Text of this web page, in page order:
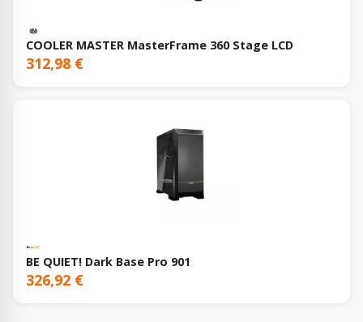
COOLER MASTER MasterFrame 360 Stage LCD
312,98 €
BE QUIET! Dark Base Pro 901
326,92 €